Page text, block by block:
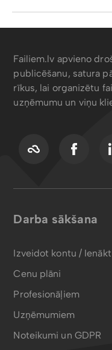
Failiem.lv apvieno
publicēšanu, satura
rīkus, lai organizētu
uzņēmumu un viņu
Darba sākšana
Izveidot kontu / Ienākt
Cenu plāni
Profesionāļiem
Uzņēmumiem
Noteikumi un GDPR